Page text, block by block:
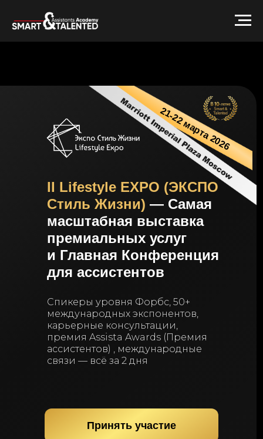
II Lifestyle EXPO (ЭКСПО
Стиль Жизни) — Самая
масштабная выставка
премиальных услуг
и Главная Конференция
для ассистентов
Спикеры уровня Форбс, 50+
международных экспонентов,
карьерные консультации,
премия Assista Awards (Премия
ассистентов) , международные
связи — всё за 2 дня
Принять участие
21-22 марта 2026